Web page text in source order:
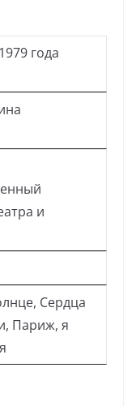
года
и
Сердца
Париж, я